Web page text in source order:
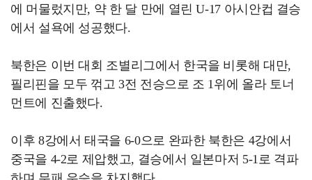
에 머물렀지만, 약 한 달 만에 열린 U-17 아시안컵 결승
에서 설욕에 성공했다.
북한은 이번 대회 조별리그에서 한국을 비롯해 대만,
필리핀을 모두 꺾고 3전 전승으로 조 1위에 올라 토너
먼트에 진출했다.
이후 8강에서 태국을 6-0으로 완파한 북한은 4강에서
중국을 4-2로 제압했고, 결승에서 일본마저 5-1로 격파